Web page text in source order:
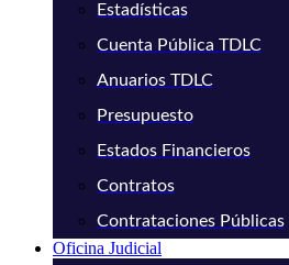
Estadísticas
Cuenta Pública TDLC
Anuarios TDLC
Presupuesto
Estados Financieros
Contratos
Contrataciones Públicas
Oficina Judicial